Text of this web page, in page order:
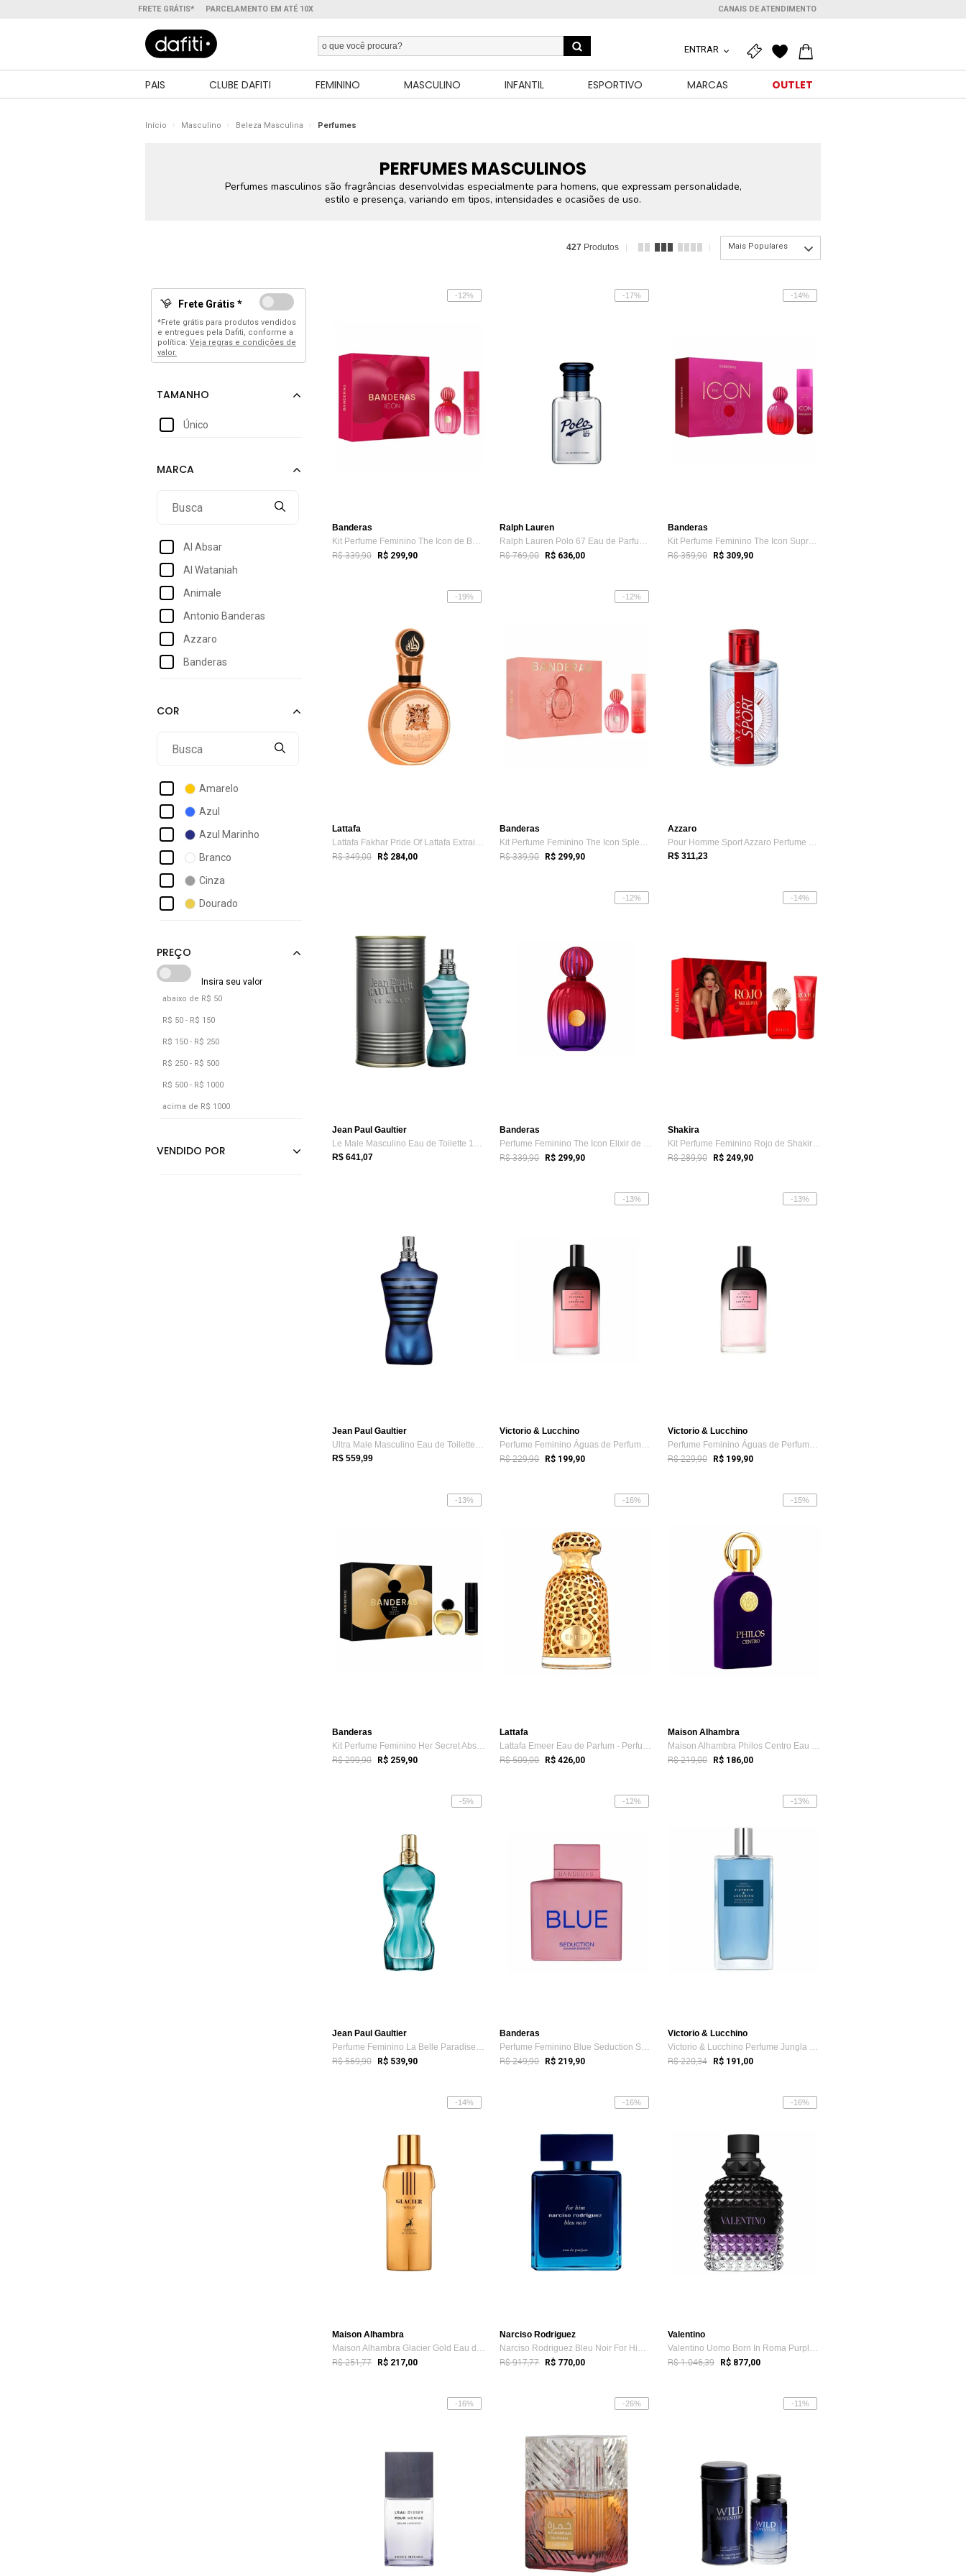
FRETE GRÁTIS* PARCELAMENTO EM ATÉ 10X CANAIS DE ATENDIMENTO
ENTRAR
PAIS CLUBE DAFITI FEMININO MASCULINO INFANTIL ESPORTIVO MARCAS OUTLET
Início Masculino Beleza Masculina Perfumes
PERFUMES MASCULINOS
Perfumes masculinos são fragrâncias desenvolvidas especialmente para homens, que expressam personalidade,
estilo e presença, variando em tipos, intensidades e ocasiões de uso.
427 Produtos Mais Populares
Frete Grátis *
*Frete grátis para produtos vendidos
e entregues pela Dafiti, conforme a
política: Veja regras e condições de
valor.
Único
Al Absar
Al Wataniah
Animale
Antonio Banderas
Azzaro
Banderas
Calvin Klein
Givenchy
Amarelo
Azul
Azul Marinho
Branco
Cinza
Dourado
Multicolorido
Prata
Preto
Rosa
Rosê
Roxo
Unico
abaixo de R$ 50
R$ 50 - R$ 150
R$ 150 - R$ 250
R$ 250 - R$ 500
R$ 500 - R$ 1000
acima de R$ 1000
-12%
Banderas
Kit Perfume Feminino The Icon de Bandera...
R$ 339,90 R$ 299,90
-17%
Ralph Lauren
Ralph Lauren Polo 67 Eau de Parfum Extre...
R$ 769,00 R$ 636,00
-14%
Banderas
Kit Perfume Feminino The Icon Supreme de...
R$ 359,90 R$ 309,90
-19%
Lattafa
Lattafa Fakhar Pride Of Lattafa Extrait ...
R$ 349,00 R$ 284,00
-12%
Banderas
Kit Perfume Feminino The Icon Splendid d...
R$ 339,90 R$ 299,90
Azzaro
Pour Homme Sport Azzaro Perfume Masculin...
R$ 311,23
Jean Paul Gaultier
Le Male Masculino Eau de Toilette 125 ml Incolor
R$ 641,07
-12%
Banderas
Perfume Feminino The Icon Elixir de Band...
R$ 339,90 R$ 299,90
-14%
Shakira
Kit Perfume Feminino Rojo de Shakira EDP...
R$ 289,90 R$ 249,90
Jean Paul Gaultier
Ultra Male Masculino Eau de Toilette Int...
R$ 559,99
-13%
Victorio & Lucchino
Perfume Feminino Águas de Perfume Flor E...
R$ 229,90 R$ 199,90
-13%
Victorio & Lucchino
Perfume Feminino Águas de Perfume Flor S...
R$ 229,90 R$ 199,90
-13%
Banderas
Kit Perfume Feminino Her Secret Absolu d...
R$ 299,90 R$ 259,90
-16%
Lattafa
Lattafa Emeer Eau de Parfum - Perfume Un...
R$ 509,00 R$ 426,00
-15%
Maison Alhambra
Maison Alhambra Philos Centro Eau de Par...
R$ 219,00 R$ 186,00
-5%
Jean Paul Gaultier
Perfume Feminino La Belle Paradise Garde...
R$ 569,90 R$ 539,90
-12%
Banderas
Perfume Feminino Blue Seduction Summer E...
R$ 249,90 R$ 219,90
-13%
Victorio & Lucchino
Victorio & Lucchino Perfume Jungla Salva...
R$ 220,34 R$ 191,00
-14%
Maison Alhambra
Maison Alhambra Glacier Gold Eau de Parf...
R$ 251,77 R$ 217,00
-16%
Narciso Rodriguez
Narciso Rodriguez Bleu Noir For Him Eau ...
R$ 917,77 R$ 770,00
-16%
Valentino
Valentino Uomo Born In Roma Purple Melan...
R$ 1.046,39 R$ 877,00
-16% -26% -11%